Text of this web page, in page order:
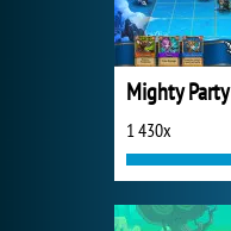
Mighty Party
1 430x